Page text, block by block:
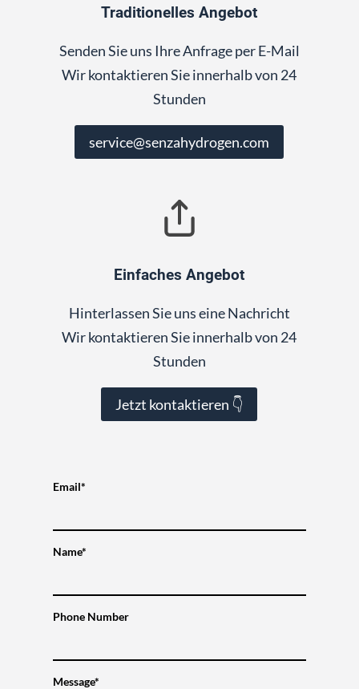
Traditionelles Angebot
Senden Sie uns Ihre Anfrage per E-Mail
Wir kontaktieren Sie innerhalb von 24
Stunden
service@senzahydrogen.com
Einfaches Angebot
Hinterlassen Sie uns eine Nachricht
Wir kontaktieren Sie innerhalb von 24
Stunden
Jetzt kontaktieren 👇
Email*
Name*
Phone Number
Message*